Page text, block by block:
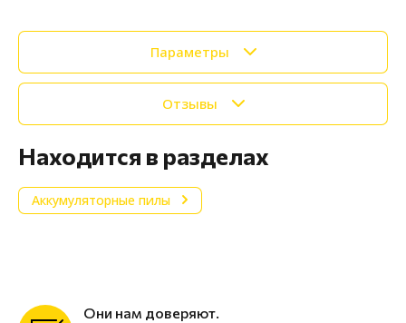
Параметры
Отзывы
Находится в разделах
Аккумуляторные пилы
Они нам доверяют.